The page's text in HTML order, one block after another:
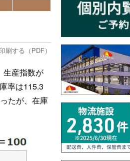
刷する（PDF）
生産指数が
率は115.3
たが、在庫